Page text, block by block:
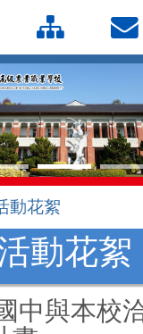
動花絮
動花絮
中與本校